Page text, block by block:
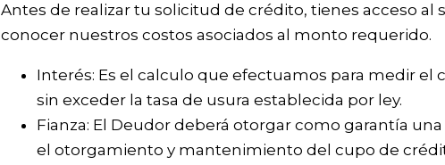
Antes de realizar tu solicitud de crédito, tienes acceso al
conocer nuestros costos asociados al monto requerido.
Interés: Es el calculo que efectuamos para medir el
sin exceder la tasa de usura establecida por ley.
Fianza: El Deudor deberá otorgar como garantía
el otorgamiento y mantenimiento del cupo de